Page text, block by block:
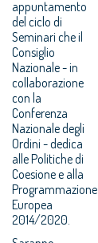
appuntamento
del ciclo di
Seminari che il
Consiglio
Nazionale - in
collaborazione
con la
Conferenza
Nazionale degli
Ordini - dedica
alle Politiche di
Coesione e alla
Programmazione
Europea
2014/2020.